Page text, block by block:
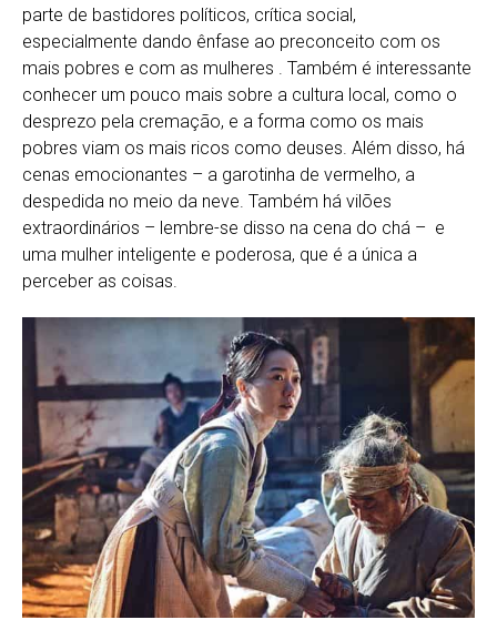
parte de bastidores políticos, crítica social,
especialmente dando ênfase ao preconceito com os
mais pobres e com as mulheres . Também é interessante
conhecer um pouco mais sobre a cultura local, como o
desprezo pela cremação, e a forma como os mais
pobres viam os mais ricos como deuses. Além disso, há
cenas emocionantes – a garotinha de vermelho, a
despedida no meio da neve. Também há vilões
extraordinários – lembre-se disso na cena do chá – e
uma mulher inteligente e poderosa, que é a única a
perceber as coisas.